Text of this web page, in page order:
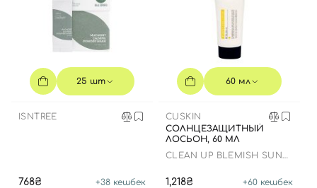
25 шт
ISNTREE
768₴ +38 кешбек
60 мл
CUSKIN
СОЛНЦЕЗАЩИТНЫЙ
ЛОСЬОН, 60 МЛ
CLEAN UP BLEMISH SUN
1,218₴ +60 кешбек